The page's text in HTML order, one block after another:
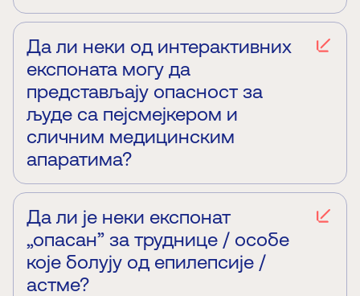
како за одржавање пословних догађаја у
несвакидашњем амбијенту, тако и за прославу
дечјих рођендана.
млађој од 5 година.
Да ли неки од интерактивних
експоната могу да
представљају опасност за
људе са пејсмејкером и
сличним медицинским
апаратима?
Да ли је неки експонат
„опасан” за труднице / особе
које болују од епилепсије /
астме?